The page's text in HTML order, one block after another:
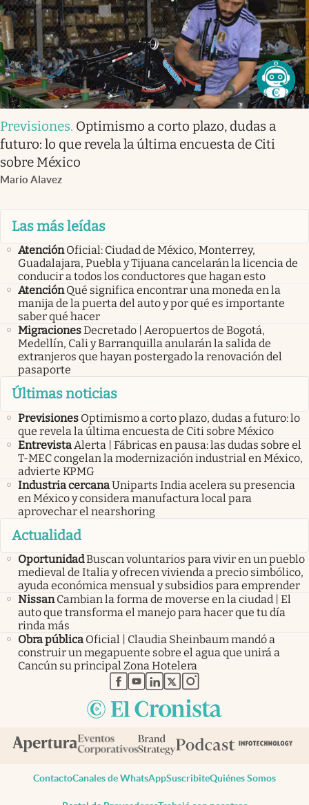
Previsiones. Optimismo a corto plazo, dudas a
futuro: lo que revela la última encuesta de Citi
sobre México
Mario Alavez
Las más leídas
Atención Oficial: Ciudad de México, Monterrey,
Guadalajara, Puebla y Tijuana cancelarán la licencia de
conducir a todos los conductores que hagan esto
Atención Qué significa encontrar una moneda en la
manija de la puerta del auto y por qué es importante
saber qué hacer
MigracionesDecretado | Aeropuertos de Bogotá,
Medellín, Cali y Barranquilla anularán la salida de
extranjeros que hayan postergado la renovación del
pasaporte
Últimas noticias
Previsiones Optimismo a corto plazo, dudas a futuro: lo
que revela la última encuesta de Citi sobre México
Entrevista Alerta | Fábricas en pausa: las dudas sobre el
T-MEC congelan la modernización industrial en México,
advierte KPMG
Industria cercanaUniparts India acelera su presencia
en México y considera manufactura local para
aprovechar el nearshoring
Actualidad
OportunidadBuscan voluntarios para vivir en un pueblo
medieval de Italia y ofrecen vivienda a precio simbólico,
ayuda económica mensual y subsidios para emprender
Nissan Cambian la forma de moverse en la ciudad | El
auto que transforma el manejo para hacer que tu día
rinda más
Obra pública Oficial | Claudia Sheinbaum mandó a
construir un megapuente sobre el agua que unirá a
Cancún su principal Zona Hotelera
abre en nueva pestaña
abre en nueva pestaña
abre en nueva pestaña
abre en nueva pestaña
abre en nueva pestaña
ContactoCanales de WhatsAppSuscribiteQuiénes Somos